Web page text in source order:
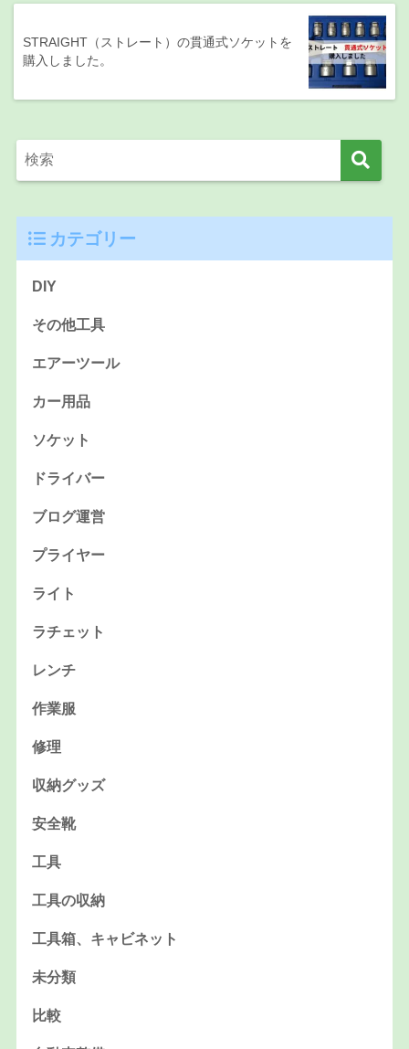
STRAIGHT（ストレート）の貫通式ソケットを
購入しました。
カテゴリー
DIY
その他工具
エアーツール
カー用品
ソケット
ドライバー
ブログ運営
プライヤー
ライト
ラチェット
レンチ
作業服
修理
収納グッズ
安全靴
工具
工具の収納
工具箱、キャビネット
未分類
比較